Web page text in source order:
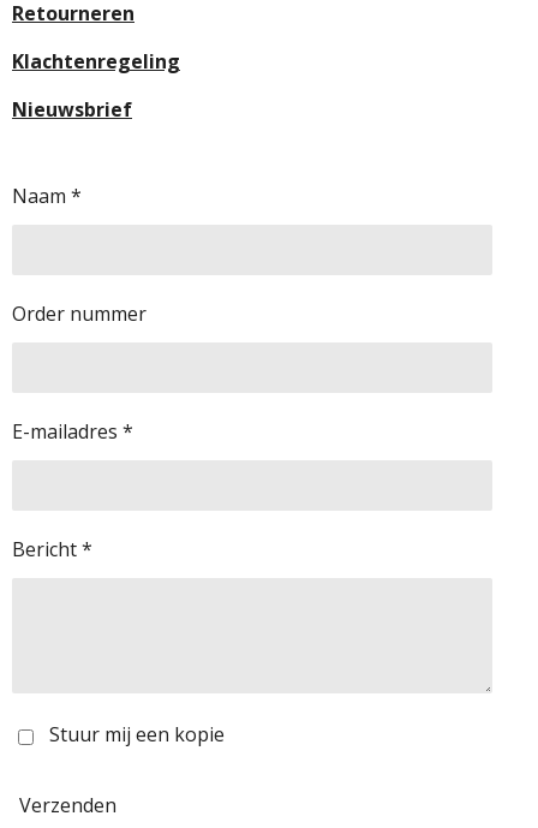
Retourneren
Klachtenregeling
Nieuwsbrief
Naam *
Order nummer
E-mailadres *
Bericht *
Stuur mij een kopie
Verzenden